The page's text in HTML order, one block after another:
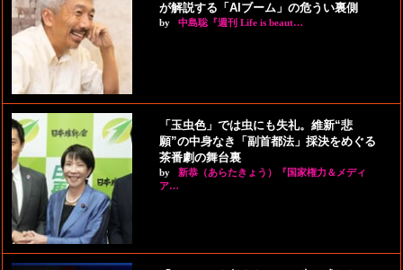
が解説する「AIブーム」の危うい裏側
by 中島聡『週刊 Life is beaut…
「玉虫色」では虫にも失礼。維新“悲
願”の中身なき「副首都法」採決をめぐる
茶番劇の舞台裏
by
新恭（あらたきょう）『国家権力＆メディ
ア…